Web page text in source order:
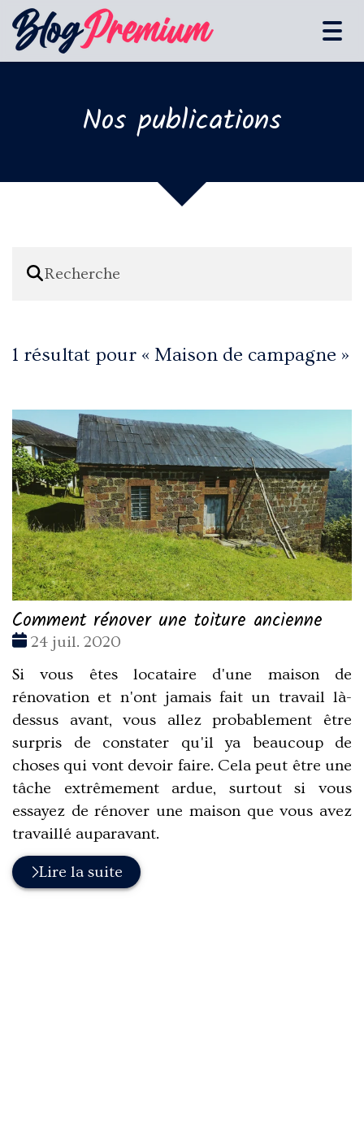
Nos publications
1 résultat pour « Maison de campagne »
Comment rénover une toiture ancienne
Date
24 juil. 2020
Si vous êtes locataire d'une maison de
rénovation et n'ont jamais fait un travail là-
dessus avant, vous allez probablement être
surpris de constater qu'il ya beaucoup de
choses qui vont devoir faire. Cela peut être une
tâche extrêmement ardue, surtout si vous
essayez de rénover une maison que vous avez
travaillé auparavant.
Lire la suite